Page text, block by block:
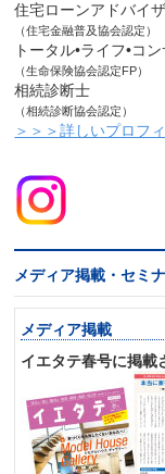
住宅ローンアドバイ
（住宅金融普及協会認定）
トータル•ライフ•コ
（生命保険協会認定FP）
相続診断士
（相続診断協会認定）
＞＞＞詳しいプロフ
メディア掲載・セミ
メディア掲載
イエタテ春号に掲載